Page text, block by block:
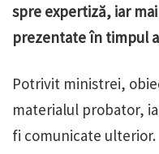
spre expertiză, iar
prezentate în timpul
Potrivit ministrei,
materialul probator,
fi comunicate ulterior.